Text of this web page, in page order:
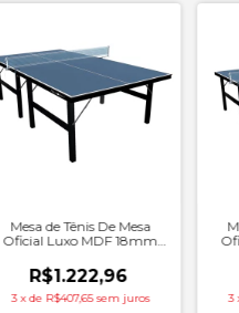
Mesa de Tênis De Mesa
Oficial Luxo MDF 18mm
R$1.222,96
3 xde R$407,65 sem juros 3